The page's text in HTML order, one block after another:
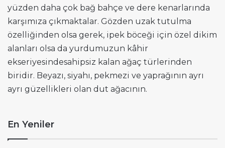
yüzden daha çok bağ bahçe ve dere kenarlarında
karşımıza çıkmaktalar. Gözden uzak tutulma
özelliğinden olsa gerek, ipek böceği için özel dikim
alanları olsa da yurdumuzun kâhir
ekseriyesindesahipsiz kalan ağaç türlerinden
biridir. Beyazı, siyahı, pekmezi ve yaprağının ayrı
ayrı güzellikleri olan dut ağacının.
En Yeniler